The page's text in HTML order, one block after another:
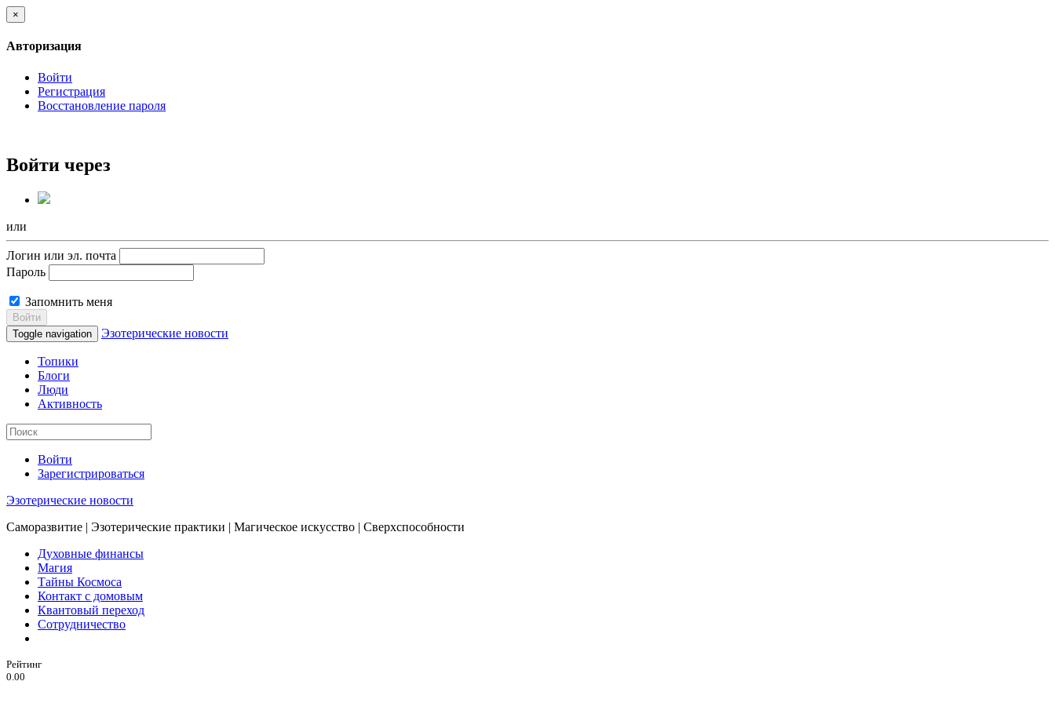
×
Авторизация
Войти
Регистрация
Восстановление пароля
Войти через
или
Логин или эл. почта
Пароль
Запомнить меня
Войти
Toggle navigation
Эзотерические новости
Топики
Блоги
Люди
Активность
Войти
Зарегистрироваться
Эзотерические новости
Саморазвитие | Эзотерические практики | Магическое искусство | Сверхспособности
Духовные финансы
Магия
Тайны Космоса
Контакт с домовым
Квантовый переход
Сотрудничество
Рейтинг
0.00